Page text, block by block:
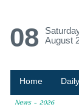
08
August
Home
News - 2026